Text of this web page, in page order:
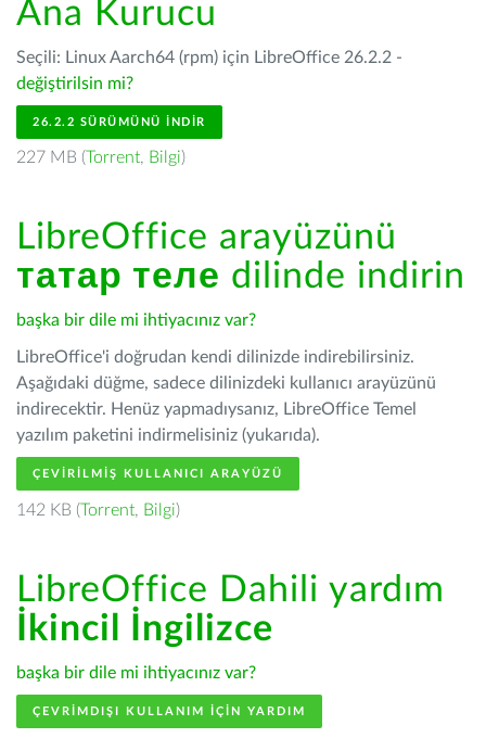
Ana Kurucu
Seçili: Linux Aarch64 (rpm) için LibreOffice 26.2.2 -
değiştirilsin mi?
26.2.2 SÜRÜMÜNÜ İNDIR
227 MB (Torrent, Bilgi)
LibreOffice arayüzünü
татар теле dilinde indirin
başka bir dile mi ihtiyacınız var?
LibreOffice'i doğrudan kendi dilinizde indirebilirsiniz.
Aşağıdaki düğme, sadece dilinizdeki kullanıcı arayüzünü
indirecektir. Henüz yapmadıysanız, LibreOffice Temel
yazılım paketini indirmelisiniz (yukarıda).
ÇEVIRILMIŞ KULLANICI ARAYÜZÜ
142 KB (Torrent, Bilgi)
LibreOffice Dahili yardım
İkincil İngilizce
başka bir dile mi ihtiyacınız var?
ÇEVRIMDIŞI KULLANIM IÇIN YARDIM